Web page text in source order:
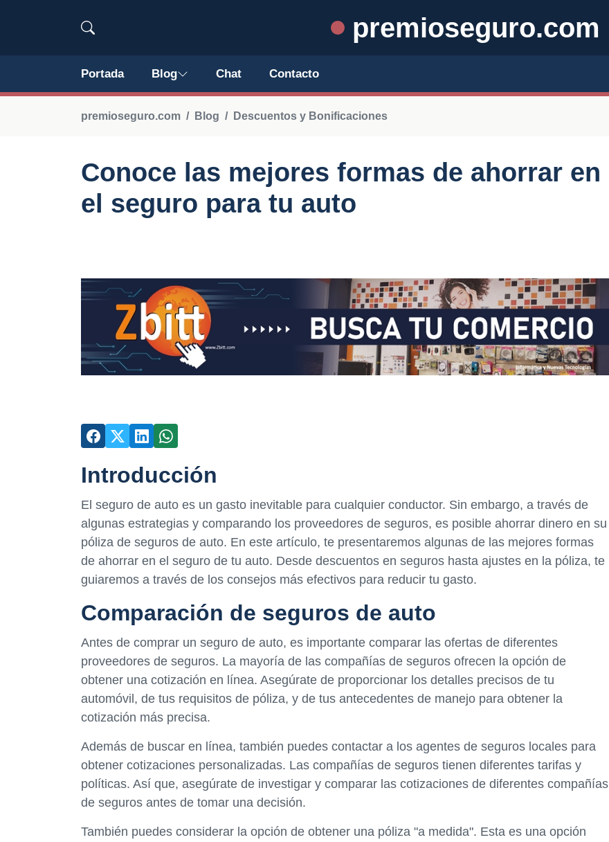
premioseguro.com
Portada Blog Chat Contacto
premioseguro.com Blog Descuentos y Bonificaciones
Conoce las mejores formas de ahorrar en
el seguro para tu auto
Introducción
El seguro de auto es un gasto inevitable para cualquier conductor. Sin embargo, a través de
algunas estrategias y comparando los proveedores de seguros, es posible ahorrar dinero en su
póliza de seguros de auto. En este artículo, te presentaremos algunas de las mejores formas
de ahorrar en el seguro de tu auto. Desde descuentos en seguros hasta ajustes en la póliza, te
guiaremos a través de los consejos más efectivos para reducir tu gasto.
Comparación de seguros de auto
Antes de comprar un seguro de auto, es importante comparar las ofertas de diferentes
proveedores de seguros. La mayoría de las compañías de seguros ofrecen la opción de
obtener una cotización en línea. Asegúrate de proporcionar los detalles precisos de tu
automóvil, de tus requisitos de póliza, y de tus antecedentes de manejo para obtener la
cotización más precisa.
Además de buscar en línea, también puedes contactar a los agentes de seguros locales para
obtener cotizaciones personalizadas. Las compañías de seguros tienen diferentes tarifas y
políticas. Así que, asegúrate de investigar y comparar las cotizaciones de diferentes compañías
de seguros antes de tomar una decisión.
También puedes considerar la opción de obtener una póliza "a medida". Esta es una opción